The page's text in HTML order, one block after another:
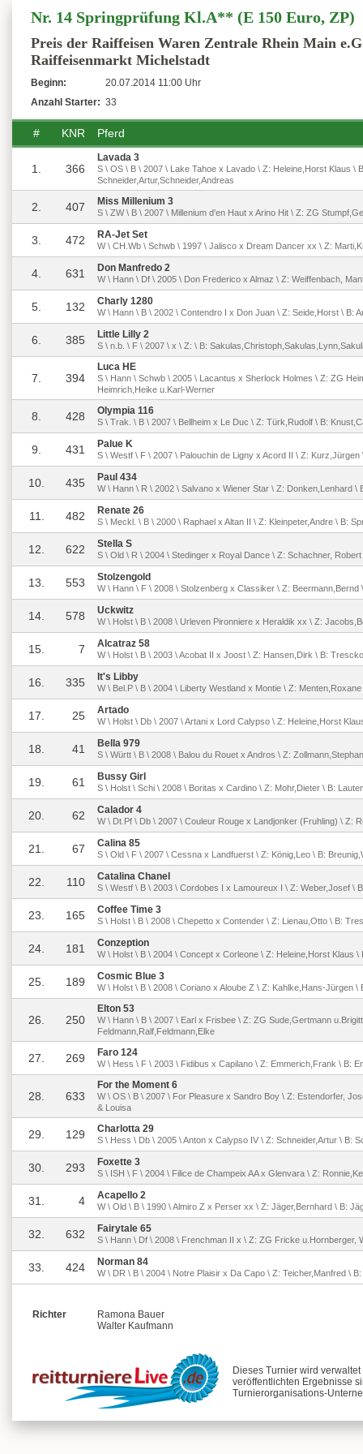
Nr. 14 Springprüfung Kl.A** (E 150 Euro, ZP)
Preis der Raiffeisen Waren Zentrale Rhein Main
Raiffeisenmarkt Michelstadt
Beginn:
20.07.2014 11:00 Uhr
Anzahl Starter: 33
# KNR Pferd
1. 366
Lavada 3
S \ OS \ B \ 2007 \ Lake Tahoe x Lavado \ Z: Heleine,Horst Klaus \
Schneider,Artur,Schneider,Andreas
2. 407 Miss Millenium 3
S \ ZW \ B \ 2007 \ Millenium d'en Haut x Arino Hit \ Z: ZG
3. 472 RA-Jet Set
W \ CH.Wb \ Schwb \ 1997 \ Jalisco x Dream Dancer xx \ Z:
4. 631 Don Manfredo 2
W \ Hann \ Df \ 2005 \ Don Frederico x Almaz \ Z: Weiffenbach,
5. 132 Charly 1280
W \ Hann \ B \ 2002 \ Contendro I x Don Juan \ Z: Seide,Horst \ B:
6. 385 Little Lilly 2
S \ n.b. \ F \ 2007 \ x \ Z: \ B:
7. 394
Luca HE
S \ Hann \ Schwb \ 2005 \ Lacantus x Sherlock Holmes \ Z: ZG
Heimrich,Heike u.Karl-Werner
8. 428 Olympia 116
S \ Trak. \ B \ 2007 \ Bellheim x Le Duc \ Z: Türk,Rudolf \ B:
9. 431 Palue K
S \ Westf \ F \ 2007 \ Palouchin de Ligny x Acord II \ Z: Kurz,Jürgen
10. 435 Paul 434
W \ Hann \ R \ 2002 \ Salvano x Wiener Star \ Z: Donken,Lenhard \
11. 482 Renate 26
S \ Meckl. \ B \ 2000 \ Raphael x Altan II \ Z: Kleinpeter,Andre \ B:
12. 622 Stella S
S \ Old \ R \ 2004 \ Stedinger x Royal Dance \ Z: Schachner,
13. 553 Stolzengold
W \ Hann \ F \ 2008 \ Stolzenberg x Classiker \ Z: Beermann,Bernd
14. 578 Uckwitz
W \ Holst \ B \ 2008 \ Urleven Pironniere x Heraldik xx \ Z:
15. 7 Alcatraz 58
W \ Holst \ B \ 2003 \ Acobat II x Joost \ Z: Hansen,Dirk \ B:
16. 335 It's Libby
W \ Bel.P \ B \ 2004 \ Liberty Westland x Montie \ Z:
17. 25 Artado
W \ Holst \ Db \ 2007 \ Artani x Lord Calypso \ Z: Heleine,Horst
18. 41 Bella 979
S \ Württ \ B \ 2008 \ Balou du Rouet x Andros \ Z:
19. 61 Bussy Girl
S \ Holst \ Schi \ 2008 \ Boritas x Cardino \ Z: Mohr,Dieter \ B:
20. 62 Calador 4
W \ Dt.Pf \ Db \ 2007 \ Couleur Rouge x Landjonker (Fruhling) \ Z:
21. 67 Calina 85
S \ Old \ F \ 2007 \ Cessna x Landfuerst \ Z: König,Leo \ B:
22. 110 Catalina Chanel
S \ Westf \ B \ 2003 \ Cordobes I x Lamoureux I \ Z: Weber,Josef \
23. 165 Coffee Time 3
S \ Holst \ B \ 2008 \ Chepetto x Contender \ Z: Lienau,Otto \ B:
24. 181 Conzeption
W \ Holst \ B \ 2004 \ Concept x Corleone \ Z: Heleine,Horst Klaus \
25. 189 Cosmic Blue 3
W \ Holst \ B \ 2008 \ Coriano x Aloube Z \ Z: Kahlke,Hans-Jürgen \
26. 250
Elton 53
W \ Hann \ B \ 2007 \ Earl x Frisbee \ Z: ZG Sude,Gertmann
Feldmann,Ralf,Feldmann,Elke
27. 269 Faro 124
W \ Hess \ F \ 2003 \ Fidibus x Capilano \ Z: Emmerich,Frank \ B:
28. 633
For the Moment 6
W \ OS \ B \ 2007 \ For Pleasure x Sandro Boy \ Z: Estendorfer,
& Louisa
29. 129 Charlotta 29
S \ Hess \ Db \ 2005 \ Anton x Calypso IV \ Z: Schneider,Artur \ B:
30. 293 Foxette 3
S \ ISH \ F \ 2004 \ Filice de Champeix AA x Glenvara \ Z:
31. 4 Acapello 2
W \ Old \ B \ 1990 \ Almiro Z x Perser xx \ Z: Jäger,Bernhard \ B:
32. 632 Fairytale 65
S \ Hann \ Df \ 2008 \ Frenchman II x \ Z: ZG Fricke u.Hornberger,
33. 424 Norman 84
W \ DR \ B \ 2004 \ Notre Plaisir x Da Capo \ Z: Teicher,Manfred \
Richter
Ramona Bauer
Walter Kaufmann
Dieses Turnier wird
veröffentlichten Ergebnisse
Turnierorganisations-